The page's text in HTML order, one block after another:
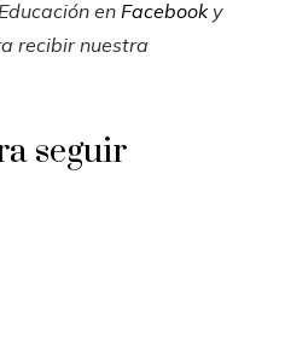
en Facebooky
recibirnuestra
seguir